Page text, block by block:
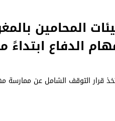
المحامين
الدفاع ابتداءً